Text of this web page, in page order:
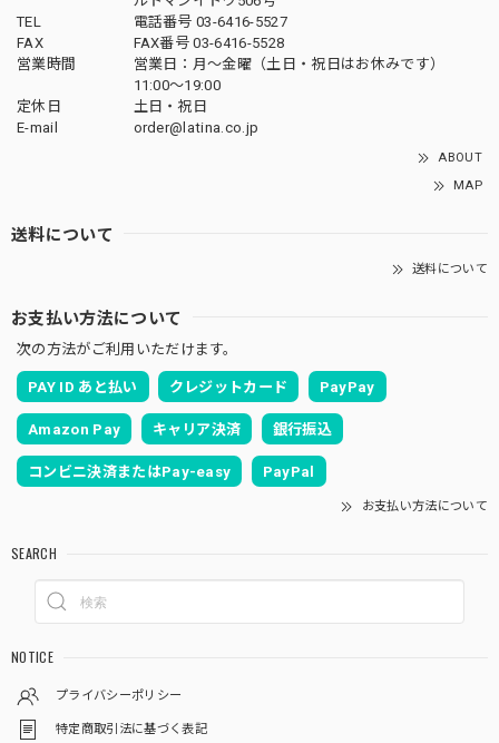
TEL
電話番号 03-6416-5527
FAX
FAX番号 03-6416-5528
営業時間
営業日：月〜金曜（土日・祝日はお休みです）
11:00〜19:00
定休日
土日・祝日
E-mail
order@latina.co.jp
ABOUT
MAP
送料について
送料について
お支払い方法について
次の方法がご利用いただけます。
PAY ID あと払い クレジットカード PayPay
Amazon Pay キャリア決済 銀行振込
コンビニ決済またはPay-easy PayPal
お支払い方法について
SEARCH
NOTICE
プライバシーポリシー
特定商取引法に基づく表記